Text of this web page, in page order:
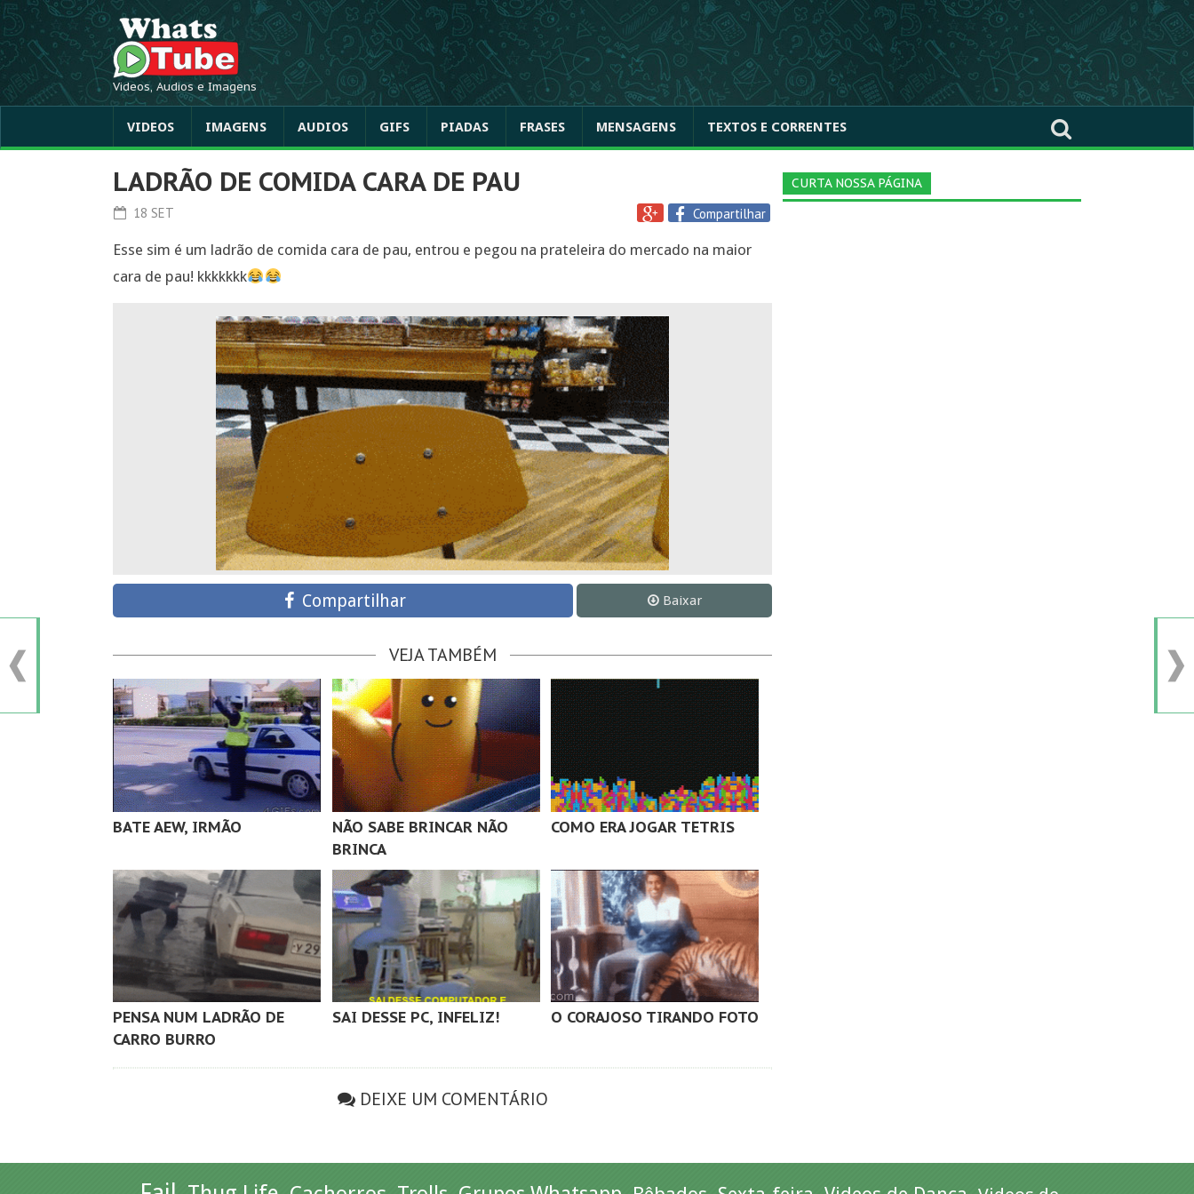
Videos, Audios e Imagens
VIDEOS IMAGENS AUDIOS GIFS PIADAS FRASES MENSAGENS TEXTOS E CORRENTES
LADRÃO DE COMIDA CARA DE PAU
18 SET Compartilhar
Esse sim é um ladrão de comida cara de pau, entrou e pegou na prateleira do mercado na maior
cara de pau! kkkkkkk
Compartilhar Baixar
VEJA TAMBÉM
BATE AEW, IRMÃO
NÃO SABE BRINCAR NÃO
BRINCA
COMO ERA JOGAR TETRIS
PENSA NUM LADRÃO DE
CARRO BURRO
SAI DESSE PC, INFELIZ! O CORAJOSO TIRANDO FOTO
DEIXE UM COMENTÁRIO
CURTA NOSSA PÁGINA